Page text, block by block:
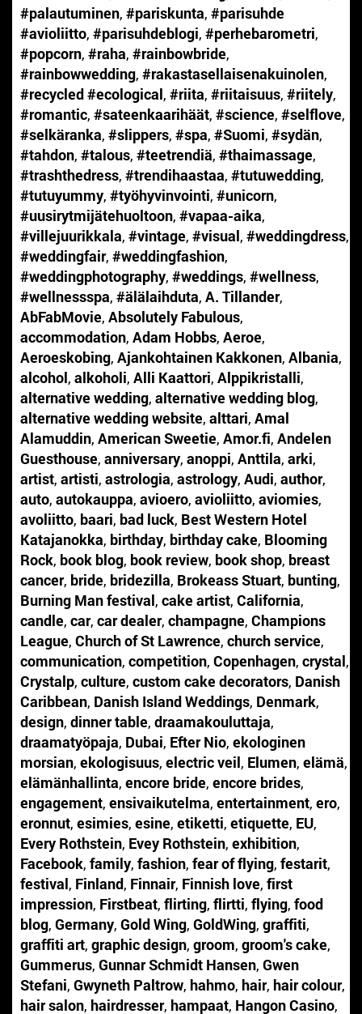
#palautuminen, #pariskunta, #parisuhde
#avioliitto, #parisuhdeblogi, #perhebarometri,
#popcorn, #raha, #rainbowbride,
#rainbowwedding, #rakastasellaisenakuinolen,
#recycled #ecological, #riita, #riitaisuus, #riitely,
#romantic, #sateenkaarihäät, #science, #selflove,
#selkäranka, #slippers, #spa, #Suomi, #sydän,
#tahdon, #talous, #teetrendiä, #thaimassage,
#trashthedress, #trendihaastaa, #tutuwedding,
#tutuyummy, #työhyvinvointi, #unicorn,
#uusirytmijätehuoltoon, #vapaa-aika,
#villejuurikkala, #vintage, #visual, #weddingdress,
#weddingfair, #weddingfashion,
#weddingphotography, #weddings, #wellness,
#wellnessspa, #älälaihduta, A. Tillander,
AbFabMovie, Absolutely Fabulous,
accommodation, Adam Hobbs, Aeroe,
Aeroeskobing, Ajankohtainen Kakkonen, Albania,
alcohol, alkoholi, Alli Kaattori, Alppikristalli,
alternative wedding, alternative wedding blog,
alternative wedding website, alttari, Amal
Alamuddin, American Sweetie, Amor.fi, Andelen
Guesthouse, anniversary, anoppi, Anttila, arki,
artist, artisti, astrologia, astrology, Audi, author,
auto, autokauppa, avioero, avioliitto, aviomies,
avoliitto, baari, bad luck, Best Western Hotel
Katajanokka, birthday, birthday cake, Blooming
Rock, book blog, book review, book shop, breast
cancer, bride, bridezilla, Brokeass Stuart, bunting,
Burning Man festival, cake artist, California,
candle, car, car dealer, champagne, Champions
League, Church of St Lawrence, church service,
communication, competition, Copenhagen, crystal,
Crystalp, culture, custom cake decorators, Danish
Caribbean, Danish Island Weddings, Denmark,
design, dinner table, draamakouluttaja,
draamatyöpaja, Dubai, Efter Nio, ekologinen
morsian, ekologisuus, electric veil, Elumen, elämä,
elämänhallinta, encore bride, encore brides,
engagement, ensivaikutelma, entertainment, ero,
eronnut, esimies, esine, etiketti, etiquette, EU,
Every Rothstein, Evey Rothstein, exhibition,
Facebook, family, fashion, fear of flying, festarit,
festival, Finland, Finnair, Finnish love, first
impression, Firstbeat, flirting, flirtti, flying, food
blog, Germany, Gold Wing, GoldWing, graffiti,
graffiti art, graphic design, groom, groom's cake,
Gummerus, Gunnar Schmidt Hansen, Gwen
Stefani, Gwyneth Paltrow, hahmo, hair, hair colour,
hair salon, hairdresser, hampaat, Hangon Casino,